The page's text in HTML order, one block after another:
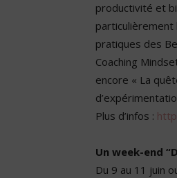
productivité et
pratiques des
Coaching
encore « La
Plus d’infos :
Un week-end
Du 9 au 11 juin